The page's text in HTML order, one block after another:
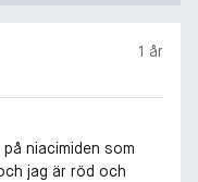
1 år
niacimiden som
jag är röd och